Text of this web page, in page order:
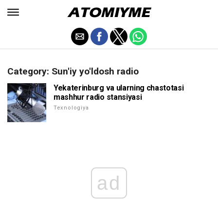
Category: Sun'iy yo'ldosh radio
Yekaterinburg va ularning chastotasi
mashhur radio stansiyasi
Texnologiya
ad